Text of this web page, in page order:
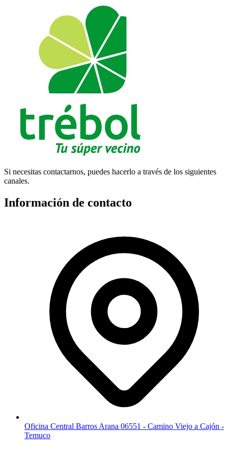
Si necesitas contactarnos, puedes hacerlo a través de los siguientes
canales.
Información de contacto
Oficina Central Barros Arana 06551 - Camino Viejo a Cajón -
Temuco